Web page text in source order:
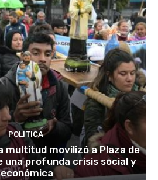
POLITICA
multitud movilizó a Plaza de
una profunda crisis social y
económica